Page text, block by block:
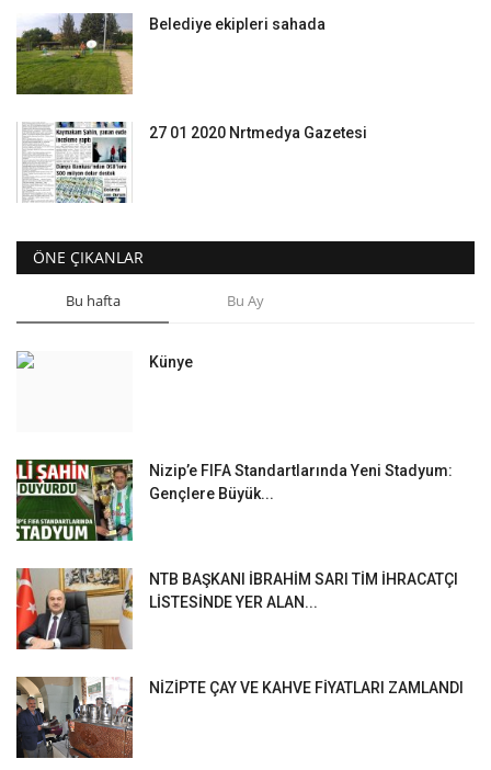
Belediye ekipleri sahada
27 01 2020 Nrtmedya Gazetesi
ÖNE ÇIKANLAR
Bu hafta Bu Ay
Künye
Nizip’e FIFA Standartlarında Yeni Stadyum:
Gençlere Büyük...
NTB BAŞKANI İBRAHİM SARI TİM İHRACATÇI
LİSTESİNDE YER ALAN...
NİZİPTE ÇAY VE KAHVE FİYATLARI ZAMLANDI